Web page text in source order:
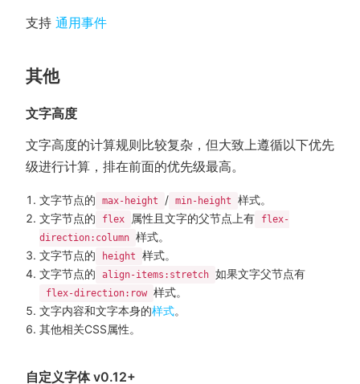
支持 通用事件
其他
文字高度
文字高度的计算规则比较复杂，但大致上遵循以下优先
级进行计算，排在前面的优先级最高。
文字节点的 max-height / min-height
样式。
文字节点的
flex 属性且文字的父节点上有
flex-
direction:column 样式。
文字节点的
height
样式。
文字节点的
align-items:stretch 如果文字父节点有
flex-direction:row 样式。
文字内容和文字本身的样式。
其他相关CSS属性。
自定义字体 v0.12+